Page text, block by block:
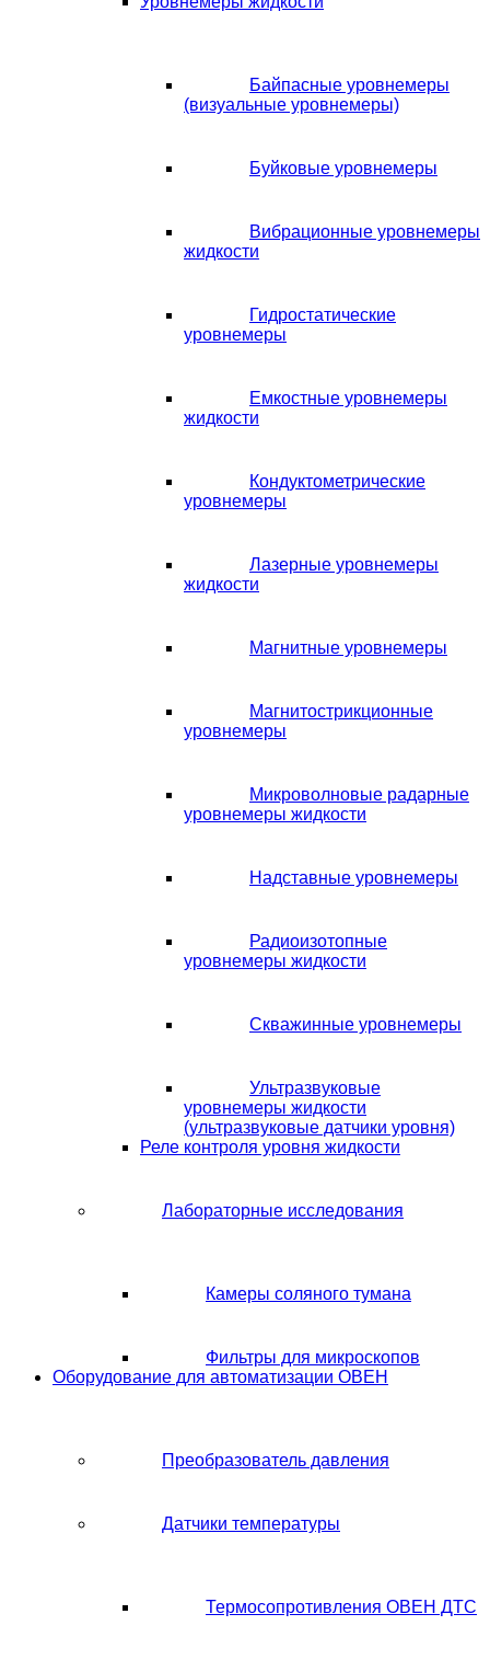
Байпасные уровнемеры
(визуальные уровнемеры)
Буйковые уровнемеры
Вибрационные уровнемеры
жидкости
Гидростатические
уровнемеры
Емкостные уровнемеры
жидкости
Кондуктометрические
уровнемеры
Лазерные уровнемеры
жидкости
Магнитные уровнемеры
Магнитострикционные
уровнемеры
Микроволновые радарные
уровнемеры жидкости
Надставные уровнемеры
Радиоизотопные
уровнемеры жидкости
Скважинные уровнемеры
Ультразвуковые
уровнемеры жидкости
(ультразвуковые датчики уровня)
Реле контроля уровня жидкости
Лабораторные исследования
Камеры соляного тумана
Фильтры для микроскопов
Оборудование для автоматизации ОВЕН
Преобразователь давления
Датчики температуры
Термосопротивления ОВЕН ДТС